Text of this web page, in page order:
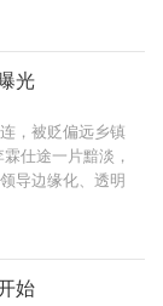
仇，自然也有个
帽文，坚决不送
能够预知未来，
择正确，还能帮
境！
光
，被贬偏远乡镇
仕途一片黯淡，
导边缘化、透明
云，无人能挡。
己！
始